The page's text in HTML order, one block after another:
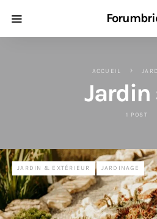
ACCUEIL
Jardin
1 POST
JARDIN & EXTÉRIEUR JARDINAGE